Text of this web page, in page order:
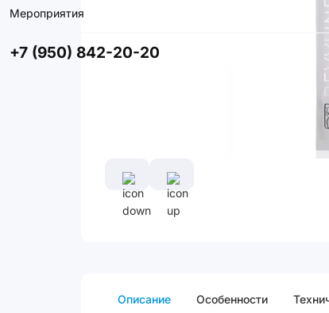
Мероприятия
+7 (950) 842-20-20
Описание Особенности